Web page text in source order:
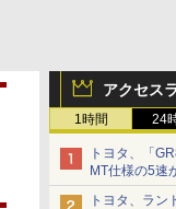
アクセス
1時間 24
トヨタ、「
MT仕様の5速
作性向上など
トヨタ、ラン